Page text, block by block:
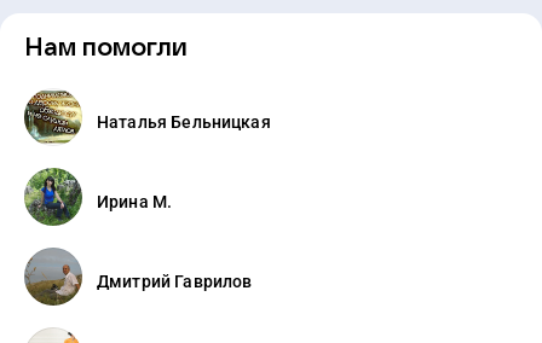
Нам помогли
Наталья Бельницкая
Ирина М.
Дмитрий Гаврилов